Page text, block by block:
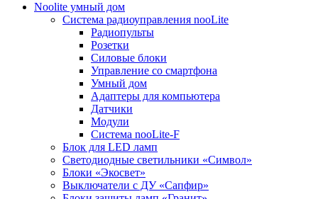
Noolite умный дом
Система радиоуправления nooLite
Радиопульты
Розетки
Силовые блоки
Управление со смартфона
Умный дом
Адаптеры для компьютера
Датчики
Модули
Система nooLite-F
Блок для LED ламп
Светодиодные светильники «Символ»
Блоки «Экосвет»
Выключатели с ДУ «Сапфир»